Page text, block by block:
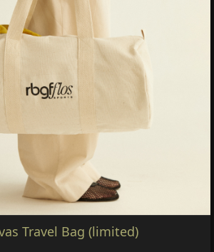
Travel Bag (limited)